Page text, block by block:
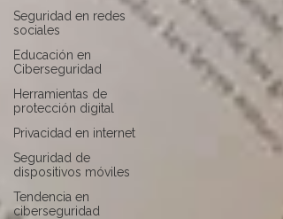
Seguridad en redes
sociales
Educación en
Ciberseguridad
Herramientas de
protección digital
Privacidad en internet
Seguridad de
dispositivos móviles
Tendencia en
ciberseguridad